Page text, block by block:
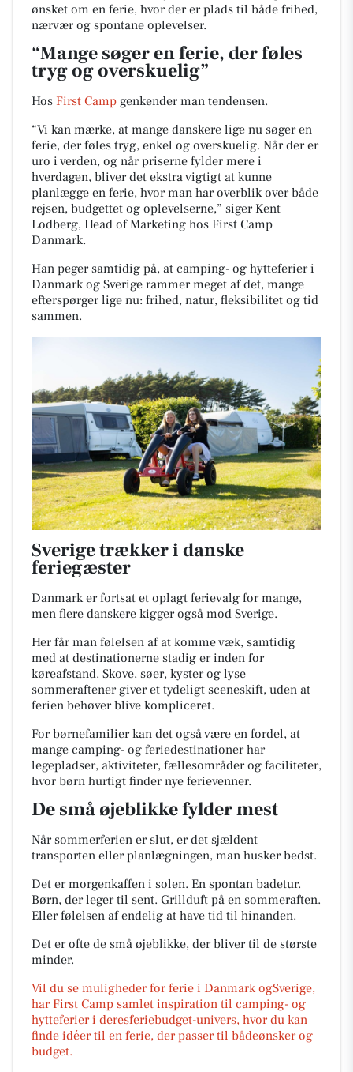
ønsket om en ferie, hvor der er plads til både frihed,
nærvær og spontane oplevelser.
“Mange søger en ferie, der føles
tryg og overskuelig”
Hos First Camp genkender man tendensen.
“Vi kan mærke, at mange danskere lige nu søger en
ferie, der føles tryg, enkel og overskuelig. Når der er
uro i verden, og når priserne fylder mere i
hverdagen, bliver det ekstra vigtigt at kunne
planlægge en ferie, hvor man har overblik over både
rejsen, budgettet og oplevelserne,” siger Kent
Lodberg, Head of Marketing hos First Camp
Danmark.
Han peger samtidig på, at camping- og hytteferier i
Danmark og Sverige rammer meget af det, mange
efterspørger lige nu: frihed, natur, fleksibilitet og tid
sammen.
Sverige trækker i danske
feriegæster
Danmark er fortsat et oplagt ferievalg for mange,
men flere danskere kigger også mod Sverige.
Her får man følelsen af at komme væk, samtidig
med at destinationerne stadig er inden for
køreafstand. Skove, søer, kyster og lyse
sommeraftener giver et tydeligt sceneskift, uden at
ferien behøver blive kompliceret.
For børnefamilier kan det også være en fordel, at
mange camping- og feriedestinationer har
legepladser, aktiviteter, fællesområder og faciliteter,
hvor børn hurtigt finder nye ferievenner.
De små øjeblikke fylder mest
Når sommerferien er slut, er det sjældent
transporten eller planlægningen, man husker bedst.
Det er morgenkaffen i solen. En spontan badetur.
Børn, der leger til sent. Grillduft på en sommeraften.
Eller følelsen af endelig at have tid til hinanden.
Det er ofte de små øjeblikke, der bliver til de største
minder.
Vil du se muligheder for ferie i Danmark ogSverige,
har First Camp samlet inspiration til camping- og
hytteferier i deresferiebudget-univers, hvor du kan
finde idéer til en ferie, der passer til bådeønsker og
budget.